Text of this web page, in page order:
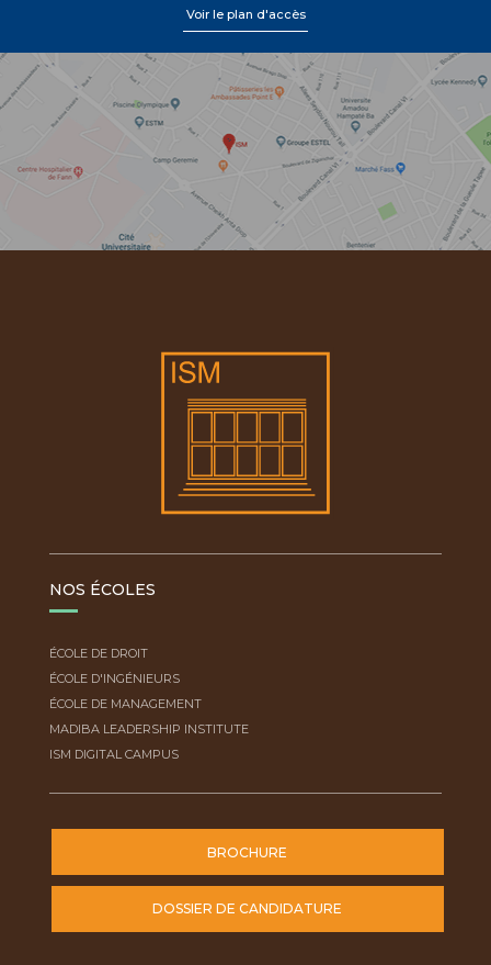
Voir le plan d'accès
NOS ÉCOLES
ÉCOLE DE DROIT
ÉCOLE D'INGÉNIEURS
ÉCOLE DE MANAGEMENT
MADIBA LEADERSHIP INSTITUTE
ISM DIGITAL CAMPUS
BROCHURE
DOSSIER DE CANDIDATURE